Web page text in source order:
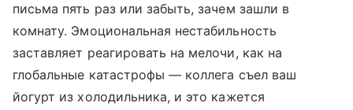
письма пять раз или забыть, зачем зашли в
комнату. Эмоциональная нестабильность
заставляет реагировать на мелочи, как на
глобальные катастрофы — коллега съел ваш
йогурт из холодильника, и это кажется